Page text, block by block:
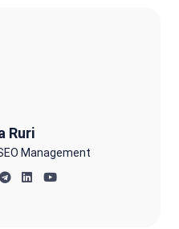
Ruri
Management